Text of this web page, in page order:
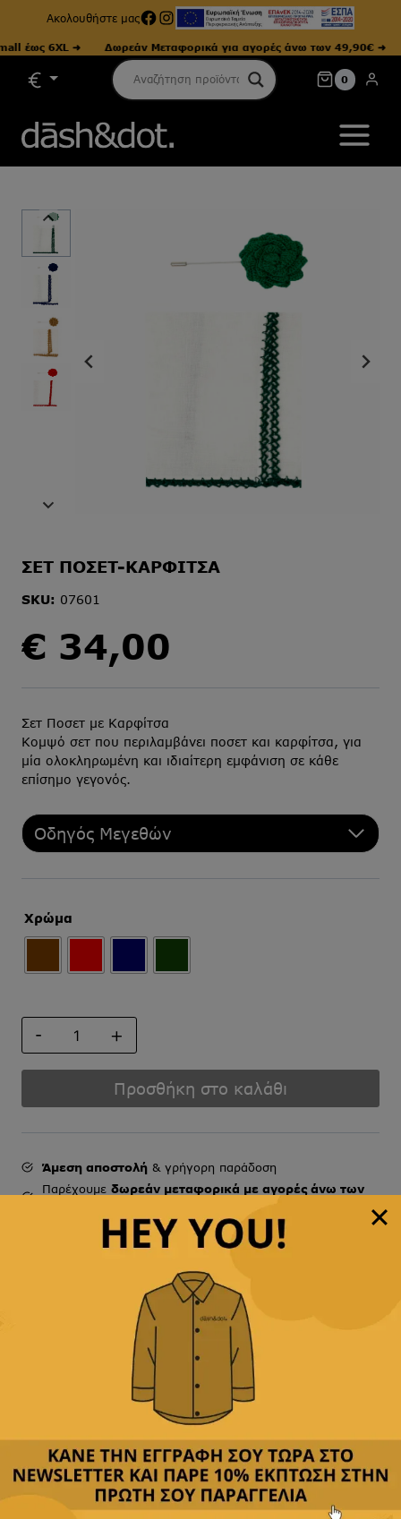
Ακολουθήστε μαςFacebook
Instagram
6XL ➜ Δωρεάν Μεταφορικά για αγορές άνω των 49,90€ ➜
0
ΣΕΤ ΠΟΣΕΤ-ΚΑΡΦΙΤΣΑ
SKU: 07601
€ 34,00
Σετ Ποσετ με Καρφίτσα
Κομψό σετ που περιλαμβάνει ποσετ και καρφίτσα, για
μία ολοκληρωμένη και ιδιαίτερη εμφάνιση σε κάθε
επίσημο γεγονός.
Οδηγός Μεγεθών
Χρώμα
ΠΟΣΕΤ-
ποσότηταΠροσθήκη στο καλάθι
Άμεση αποστολή& γρήγορη παράδοση
Παρέχουμε δωρεάν μεταφορικά με αγορές άνω των
όλες τις πιστωτικές & αντικαταβολή
Περιγραφή
Κριτικές(0)
Αποστολή & Επιστροφές
Σετ Ποσετ με Καρφίτσα – Ιδανικό για Επίσημες